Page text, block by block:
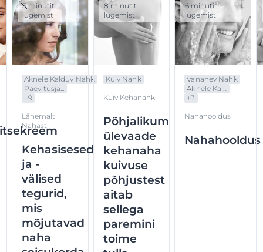
Aknele Kalduv Nahk
Päevitusjä...
+9
Lähemalt
Nahast
Kehasisesed
ja -
välised
tegurid,
mis
mõjutavad
naha
5 minutit
lugemist
Kuiv Nahk
Kuiv Kehanahk
Põhjalikum
ülevaade
kehanaha
kuivuse
põhjustest
aitab
sellega
paremini
toime
8 minutit
lugemist
Vananev Nahk
Aknele Kal...
+3
Nahahooldus
Nahahooldus
6 minutit
lugemist